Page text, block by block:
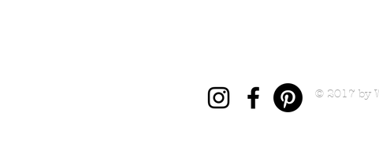
© 2017 by